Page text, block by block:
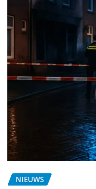
NIEUWS